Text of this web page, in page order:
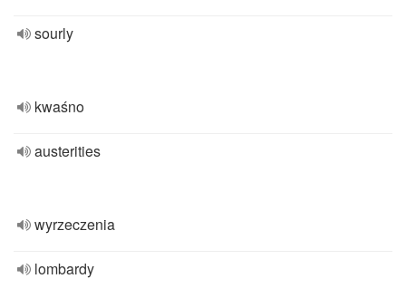
sourly
kwaśno
austerities
wyrzeczenia
lombardy